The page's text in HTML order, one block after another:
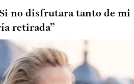
no disfrutara tanto de mi
retirada”